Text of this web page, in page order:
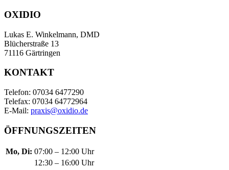
OXIDIO
Lukas E. Winkelmann, DMD
Blücherstraße 13
71116 Gärtringen
KONTAKT
Telefon: 07034 6477290
Telefax: 07034 64772964
E-Mail: praxis@oxidio.de
ÖFFNUNGSZEITEN
Mo, Di: 07:00 – 12:00 Uhr
12:30 – 16:00 Uhr